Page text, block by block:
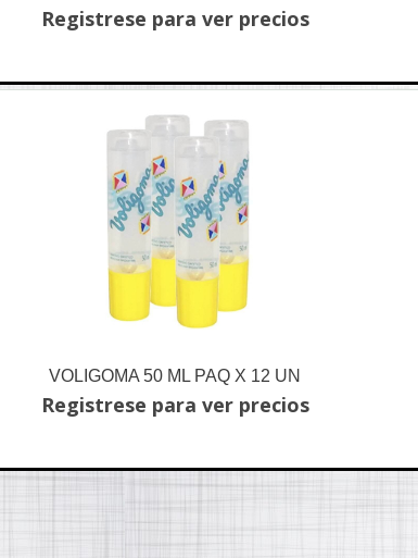
Registrese para ver precios
VOLIGOMA 50 ML PAQ X 12 UN
Registrese para ver precios